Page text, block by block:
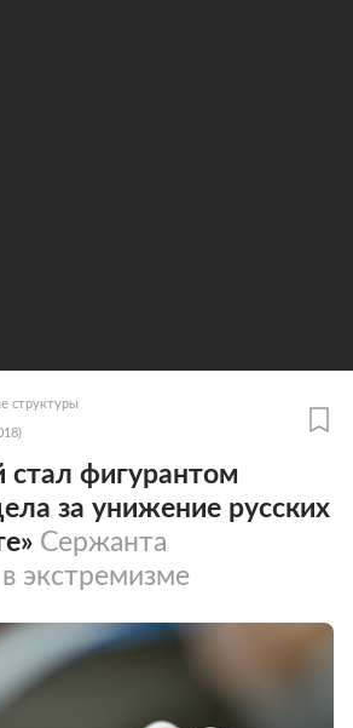
структуры
стал фигурантом
за унижение русских
Сержанта
экстремизме